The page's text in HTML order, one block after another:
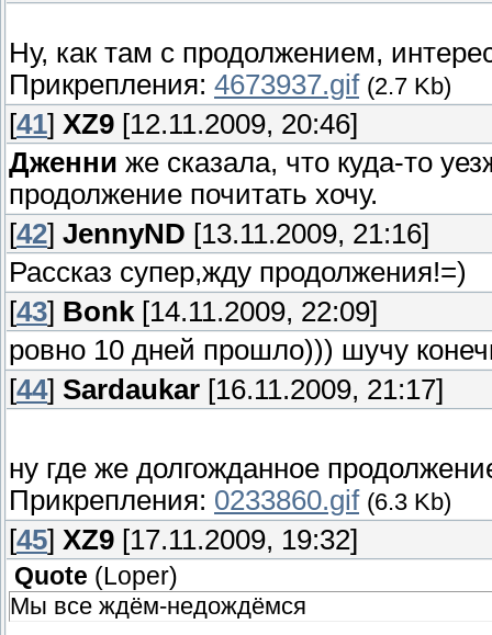
Ну, как там с продолжением,
Прикрепления: 4673937.gif (2.7 Kb)
[41] XZ9 [12.11.2009, 20:46]
Дженни же сказала, что куда-то
продолжение почитать хочу.
[42] JennyND [13.11.2009, 21:16]
Рассказ супер,жду продолжения!=)
[43] Bonk [14.11.2009, 22:09]
ровно 10 дней прошло))) шучу
[44] Sardaukar [16.11.2009, 21:17]
ну где же долгожданное
Прикрепления: 0233860.gif (6.3 Kb)
[45] XZ9 [17.11.2009, 19:32]
Quote (Loper)
Мы все ждём-недождёмся